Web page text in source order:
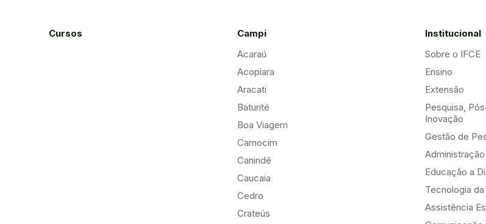
Cursos
Campi
Acaraú
Acopiara
Aracati
Baturité
Boa Viagem
Camocim
Canindé
Caucaia
Cedro
Crateús
Institucional
Sobre o IFCE
Ensino
Extensão
Pesquisa,
Inovação
Gestão de
Educação a
Tecnologia
Assistência